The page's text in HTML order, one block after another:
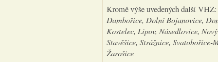
Kromě výše uvedených další
Dambořice, Dolní Bojanovice,
Kostelec, Lipov, Násedlovice,
Stavěšice, Strážnice,
Žarošice